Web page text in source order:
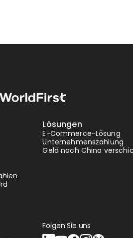
Lösungen
E-Commerce-Lösung
Unternehmenszahlung
Geld nach China
Folgen Sie uns